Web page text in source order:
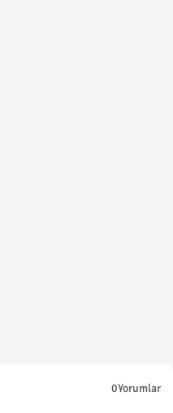
0Yorumlar